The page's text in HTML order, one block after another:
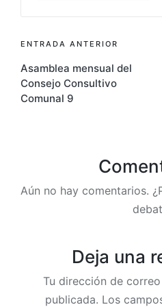
Navegación
de
entradas
ENTRADA ANTERIOR
Asamblea mensual del
Consejo Consultivo
Comunal 9
Aún no hay comentarios.
Deja una
Tu dirección de
publicada. Los